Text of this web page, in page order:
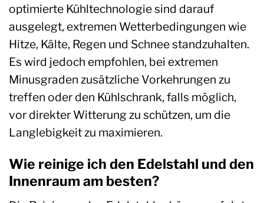
optimierte Kühltechnologie sind darauf
ausgelegt, extremen Wetterbedingungen wie
Hitze, Kälte, Regen und Schnee standzuhalten.
Es wird jedoch empfohlen, bei extremen
Minusgraden zusätzliche Vorkehrungen zu
treffen oder den Kühlschrank, falls möglich,
vor direkter Witterung zu schützen, um die
Langlebigkeit zu maximieren.
Wie reinige ich den Edelstahl und den
Innenraum am besten?